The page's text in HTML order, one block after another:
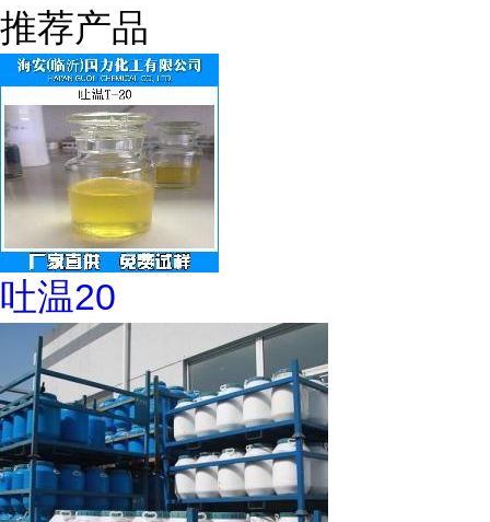
推荐产品
吐温20